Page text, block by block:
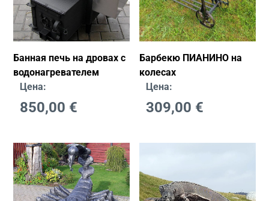
Банная печь на дровах с
водонагревателем
Цена:
850,00 €
Барбекю ПИАНИНО на
колесах
Цена:
309,00 €